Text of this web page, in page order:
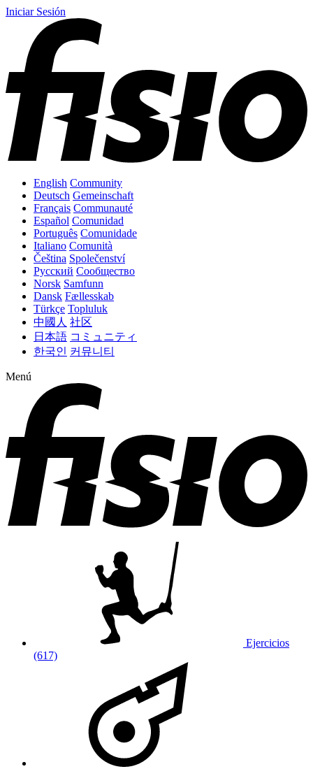
Iniciar Sesión
English Community
Deutsch Gemeinschaft
Français Communauté
Español Comunidad
Português Comunidade
Italiano Comunità
Čeština Společenství
Русский Сообщество
Norsk Samfunn
Dansk Fællesskab
Türkçe Topluluk
中國人 社区
日本語 コミュニティ
한국인 커뮤니티
Menú
Ejercicios
(617)